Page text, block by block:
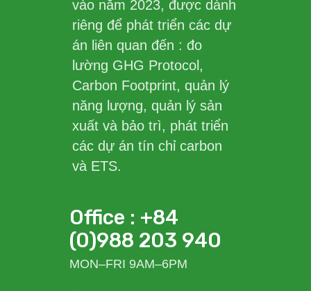
vào năm 2023, được dành
riêng để phát triển các dự
án liên quan đến : đo
lường GHG Protocol,
Carbon Footprint, quản lý
năng lượng, quản lý sản
xuất và bảo trì, phát triển
các dự án tín chỉ carbon
và ETS.
Office : +84
(0)988 203 940
MON–FRI 9AM–6PM